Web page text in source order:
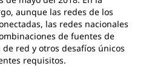
aunque las redes de los
las redes nacionales
de fuentes de
red y otros desafíos únicos
requisitos.